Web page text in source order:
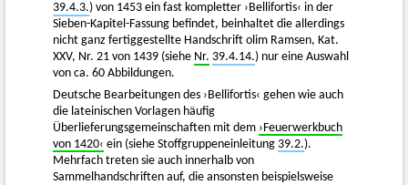
39.4.3.) von 1453 ein fast kompletter ›Bellifortis‹ in der
Sieben-Kapitel-Fassung befindet, beinhaltet die allerdings
nicht ganz fertiggestellte Handschrift olim Ramsen, Kat.
XXV, Nr. 21 von 1439 (siehe Nr. 39.4.14.) nur eine Auswahl
von ca. 60 Abbildungen.
Deutsche Bearbeitungen des ›Bellifortis‹ gehen wie auch
die lateinischen Vorlagen häufig
Überlieferungsgemeinschaften mit dem ›Feuerwerkbuch
von 1420‹ ein (siehe Stoffgruppeneinleitung 39.2.).
Mehrfach treten sie auch innerhalb von
Sammelhandschriften auf, die ansonsten beispielsweise